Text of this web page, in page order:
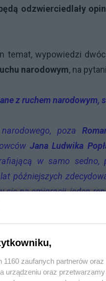
odzwierciedlały
temat, wypowiedzi
narodowym, na
z ruchem narodowym,
poza
Jana Ludwika
w samo sedno,
późniejszych
się na emigracji, jeden
mi do tego
Piasecki
jest najbardziej
działa na
1160 zaufanych partnerów
urządzeniu oraz